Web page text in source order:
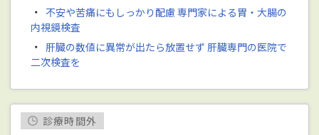
・ 不安や苦痛にもしっかり配慮 専門家による胃・大腸の
内視鏡検査
・ 肝臓の数値に異常が出たら放置せず 肝臓専門の医院で
二次検査を
診療時間外